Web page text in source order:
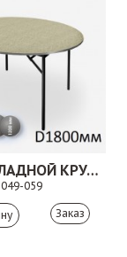
СТОЛ СКЛАДНОЙ КРУГЛЫЙ.049-059
049-059
Заказ